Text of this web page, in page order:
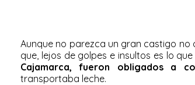
Aunque no parezca un gran castigo
que, lejos de golpes e insultos es lo
Cajamarca, fueron obligados a
transportaba leche.